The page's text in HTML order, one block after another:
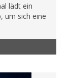
lädt ein
um sich eine